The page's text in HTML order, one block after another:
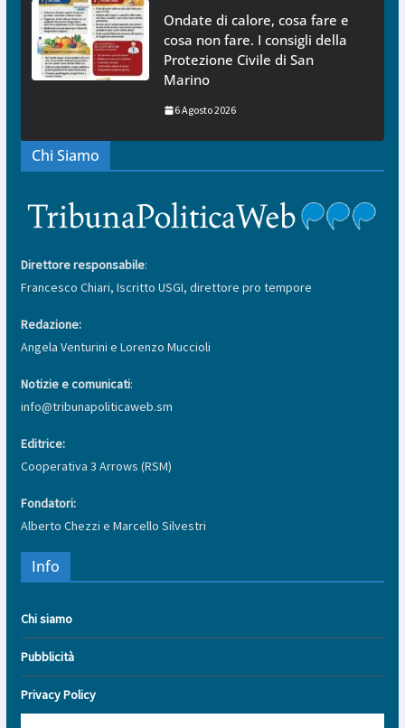
Ondate di calore, cosa fare e
cosa non fare. I consigli della
Protezione Civile di San
Marino
6 Agosto 2026
Chi Siamo
Direttore responsabile:
Francesco Chiari, Iscritto USGI, direttore pro tempore
Redazione:
Angela Venturini e Lorenzo Muccioli
Notizie e comunicati:
info@tribunapoliticaweb.sm
Editrice:
Cooperativa 3 Arrows (RSM)
Fondatori:
Alberto Chezzi e Marcello Silvestri
Info
Chi siamo
Pubblicità
Privacy Policy